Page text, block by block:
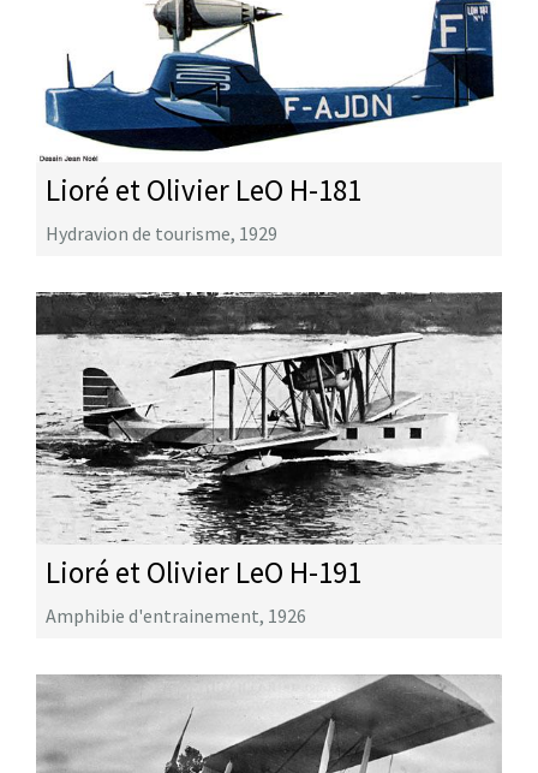
Lioré et Olivier LeO H-181
Hydravion de tourisme, 1929
Lioré et Olivier LeO H-191
Amphibie d'entrainement, 1926